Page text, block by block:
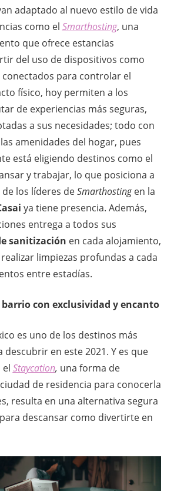
adaptado al nuevo estilo de vida
como el Smarthosting, una
que ofrece estancias
del uso de dispositivos como
conectados para controlar el
físico, hoy permiten a los
de experiencias más seguras,
a sus necesidades; todo con
amenidades del hogar, pues
está eligiendo destinos como el
y trabajar, lo que posiciona a
los líderes deSmarthostingen la
ya tiene presencia. Además,
entrega a todos sus
sanitización en cada alojamiento,
limpiezas profundas a cada
entre estadías.
con exclusividad y encanto
es uno de los destinos más
en este 2021. Y es que
el Staycation, una forma de
de residencia para conocerla
resulta en una alternativa segura
descansar como divertirte en